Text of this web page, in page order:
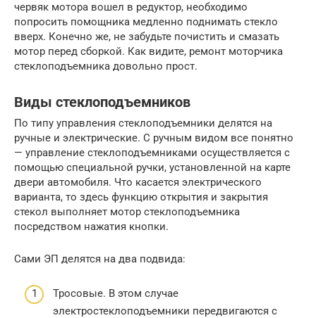
червяк мотора вошел в редуктор, необходимо
попросить помощника медленно поднимать стекло
вверх. Конечно же, не забудьте почистить и смазать
мотор перед сборкой. Как видите, ремонт моторчика
стеклоподъемника довольно прост.
Виды стеклоподъемников
По типу управления стеклоподъемники делятся на
ручные и электрические. С ручным видом все понятно
— управление стеклоподъемниками осуществляется с
помощью специальной ручки, установленной на карте
двери автомобиля. Что касается электрического
варианта, то здесь функцию открытия и закрытия
стекол выполняет мотор стеклоподъемника
посредством нажатия кнопки.
Сами ЭП делятся на два подвида:
Тросовые. В этом случае
электростеклоподъемники передвигаются с